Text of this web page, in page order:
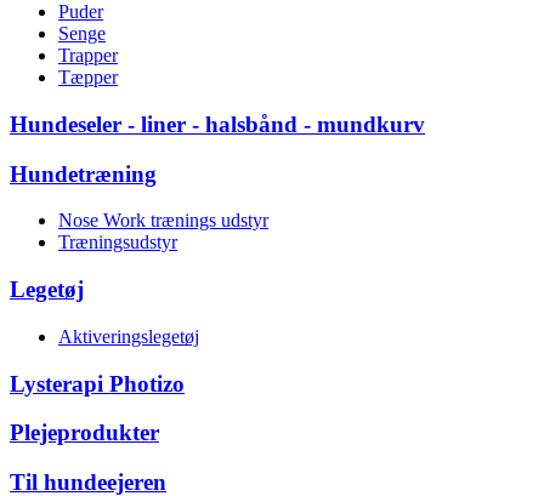
Puder
Senge
Trapper
Tæpper
Hundeseler - liner - halsbånd - mundkurv
Hundetræning
Nose Work trænings udstyr
Træningsudstyr
Legetøj
Aktiveringslegetøj
Lysterapi Photizo
Plejeprodukter
Til hundeejeren